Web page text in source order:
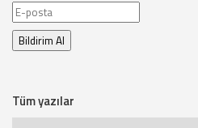
Tüm yazılar